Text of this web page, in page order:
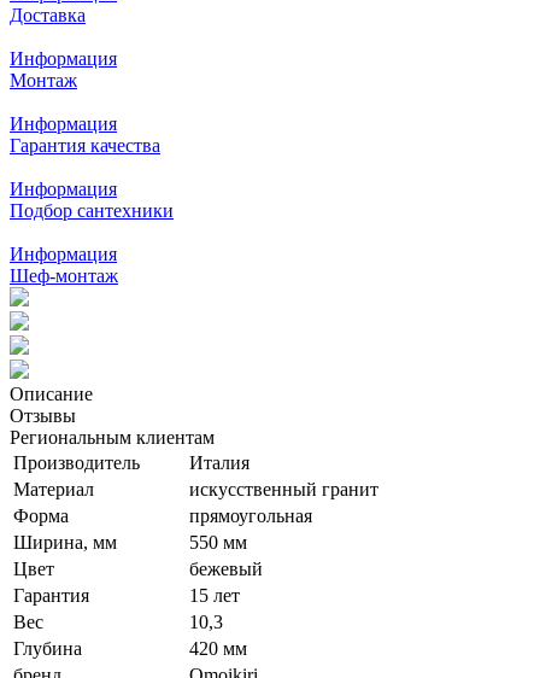
Доставка
Информация
Монтаж
Информация
Гарантия качества
Информация
Подбор сантехники
Информация
Шеф-монтаж
Описание
Отзывы
Региональным клиентам
Производитель
Италия
Материал
искусственный гранит
Форма
прямоугольная
Ширина, мм
550 мм
Цвет
бежевый
Гарантия
15 лет
Вес
10,3
Глубина
420 мм